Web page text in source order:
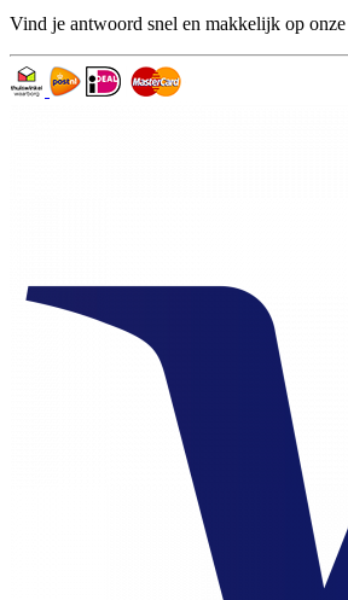
Vind je antwoord snel en makkelijk op onze